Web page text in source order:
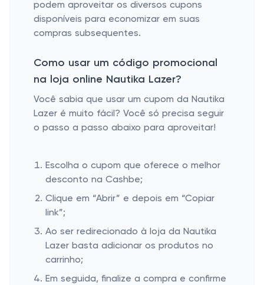
podem aproveitar os diversos cupons
disponíveis para economizar em suas
compras subsequentes.
Como usar um código promocional
na loja online Nautika Lazer?
Você sabia que usar um cupom da Nautika
Lazer é muito fácil? Você só precisa seguir
o passo a passo abaixo para aproveitar!
Escolha o cupom que oferece o melhor
desconto na Cashbe;
Clique em “Abrir” e depois em “Copiar
link”;
Ao ser redirecionado à loja da Nautika
Lazer basta adicionar os produtos no
carrinho;
Em seguida, finalize a compra e confirme